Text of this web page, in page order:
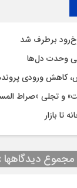
برطرف شد
وحدت دل‌ها
کاهش ورودی
و تجلی «صراط
تا بازار
مجموع دیدگاهها : 0